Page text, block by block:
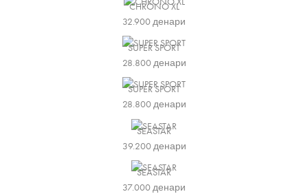
CHRONO XL
32.900денари
SUPER SPORT
28.800денари
SUPER SPORT
28.800денари
SEASTAR
39.200денари
SEASTAR
37.000денари